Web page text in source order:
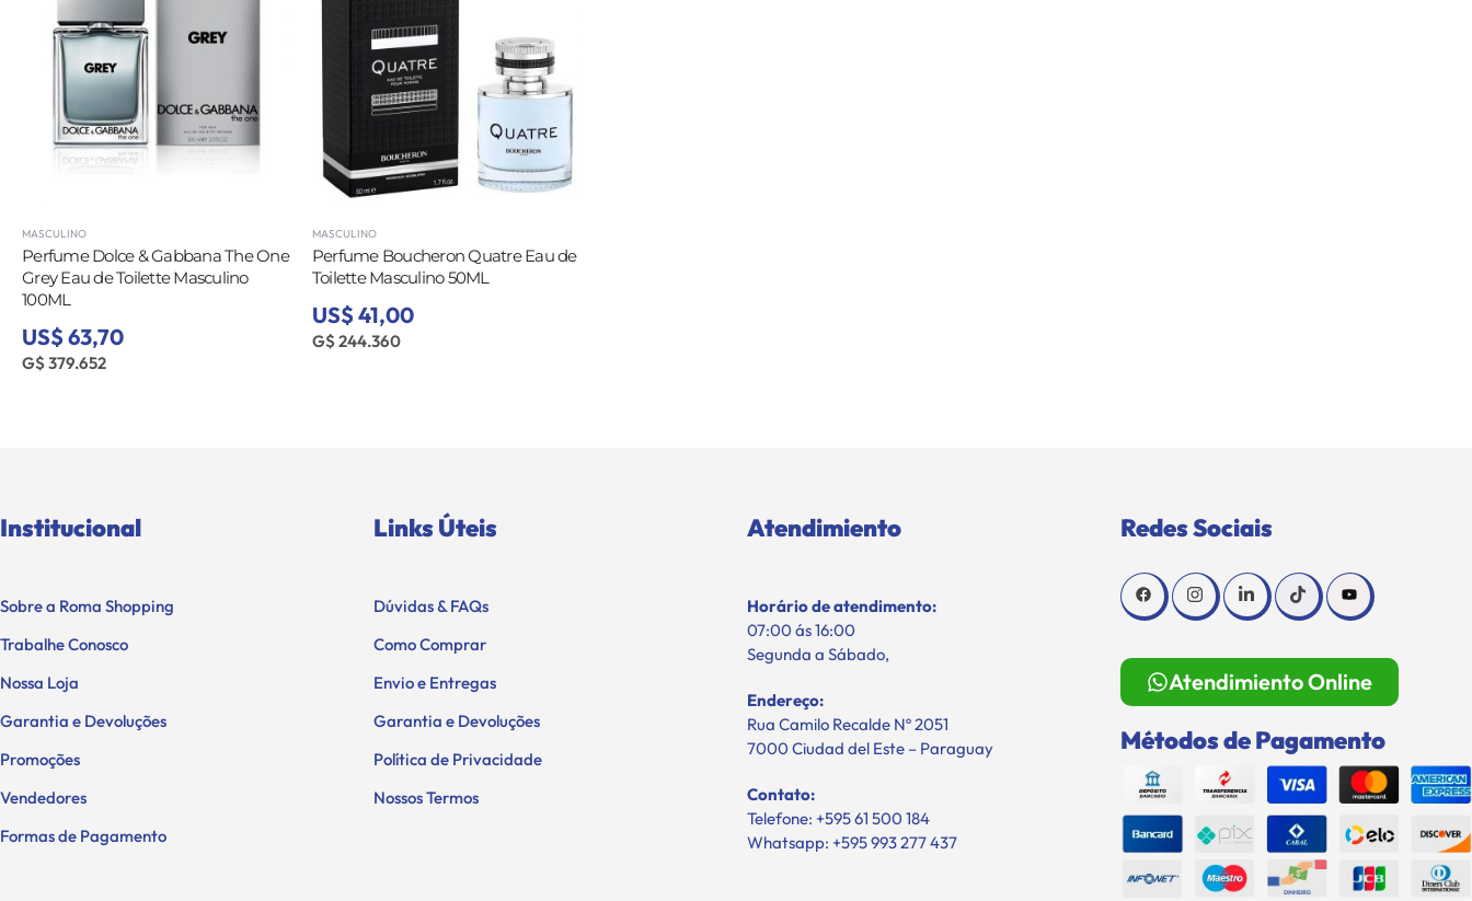
MASCULINO
Perfume Dolce & Gabbana The One
Grey Eau de Toilette Masculino
100ML
US$ 63,70
G$ 379.652
MASCULINO
Perfume Boucheron Quatre Eau de
Toilette Masculino 50ML
US$ 41,00
G$ 244.360
Institucional
Sobre a Roma Shopping
Trabalhe Conosco
Nossa Loja
Garantia e Devoluções
Promoções
Vendedores
Formas de Pagamento
Links Úteis
Dúvidas & FAQs
Como Comprar
Envio e Entregas
Garantia e Devoluções
Política de Privacidade
Nossos Termos
Atendimiento
Horário de atendimento:
07:00 ás 16:00
Segunda a Sábado,
Endereço:
Rua Camilo Recalde Nº 2051
7000 Ciudad del Este – Paraguay
Contato:
Telefone: +595 61 500 184
Whatsapp: +595 993 277 437
Redes Sociais
Atendimiento Online
Métodos de Pagamento